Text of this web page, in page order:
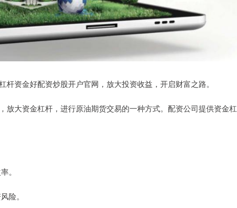
资金好配资炒股开户官网，放大投资收益，开启财富之路。
放大资金杠杆，进行原油期货交易的一种方式。配资公司提供资金杠
。
险。